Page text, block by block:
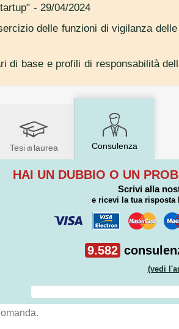
- 29/04/2024
delle funzioni di vigilanza
di base e profili di responsabilità
Tesidi laurea Consulenza
HAI UN DUBBIO O UN
Scrivi alla
e ricevi la tua risposta
9.582
(vedi